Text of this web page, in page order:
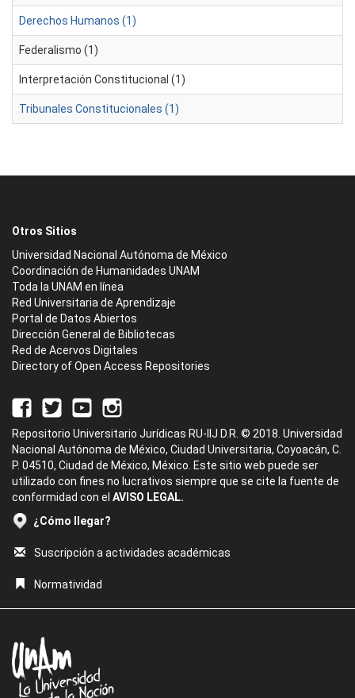
Derechos Humanos (1)
Federalismo (1)
Interpretación Constitucional (1)
Tribunales Constitucionales (1)
Otros Sitios
Universidad Nacional Autónoma de México
Coordinación de Humanidades UNAM
Toda la UNAM en línea
Red Universitaria de Aprendizaje
Portal de Datos Abiertos
Dirección General de Bibliotecas
Red de Acervos Digitales
Directory of Open Access Repositories
Repositorio Universitario Jurídicas RU-IIJ D.R. © 2018. Universidad
Nacional Autónoma de México, Ciudad Universitaria, Coyoacán, C.
P. 04510, Ciudad de México, México. Este sitio web puede ser
utilizado con fines no lucrativos siempre que se cite la fuente de
conformidad con el AVISO LEGAL.
¿Cómo llegar?
Suscripción a actividades académicas
Normatividad